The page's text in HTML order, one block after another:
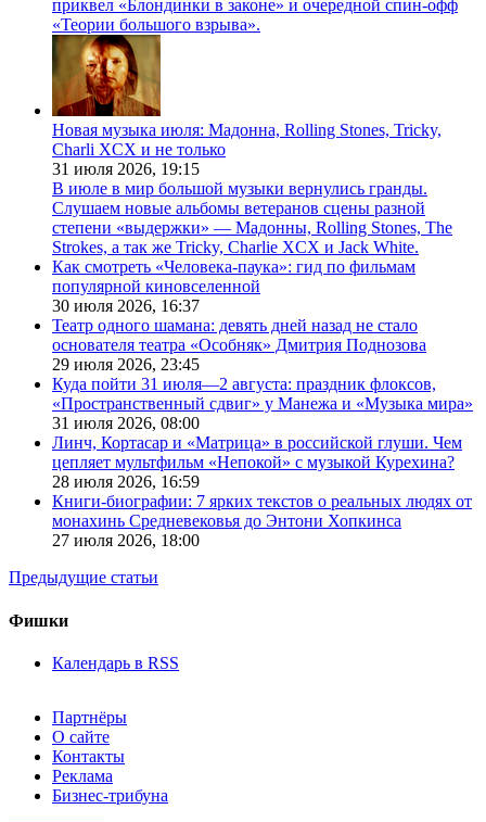
приквел «Блондинки в законе» и очередной спин-офф
«Теории большого взрыва».
Новая музыка июля: Мадонна, Rolling Stones, Tricky,
Charli XCX и не только
31 июля 2026, 19:15
В июле в мир большой музыки вернулись гранды.
Слушаем новые альбомы ветеранов сцены разной
степени «выдержки» — Мадонны, Rolling Stones, The
Strokes, а так же Tricky, Charlie XCX и Jack White.
Как смотреть «Человека-паука»: гид по фильмам
популярной киновселенной
30 июля 2026, 16:37
Театр одного шамана: девять дней назад не стало
основателя театра «Особняк» Дмитрия Поднозова
29 июля 2026, 23:45
Куда пойти 31 июля—2 августа: праздник флоксов,
«Пространственный сдвиг» у Манежа и «Музыка мира»
31 июля 2026, 08:00
Линч, Кортасар и «Матрица» в российской глуши. Чем
цепляет мультфильм «Непокой» с музыкой Курехина?
28 июля 2026, 16:59
Книги-биографии: 7 ярких текстов о реальных людях от
монахинь Средневековья до Энтони Хопкинса
27 июля 2026, 18:00
Предыдущие статьи
Фишки
Календарь в RSS
Партнёры
О сайте
Контакты
Реклама
Бизнес-трибуна